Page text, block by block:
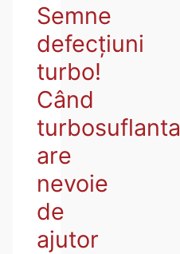
Semne
defecțiuni
turbo!
Când
turbosuflanta
are
nevoie
de
ajutor